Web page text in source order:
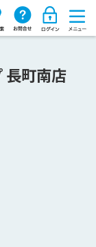
長町南店